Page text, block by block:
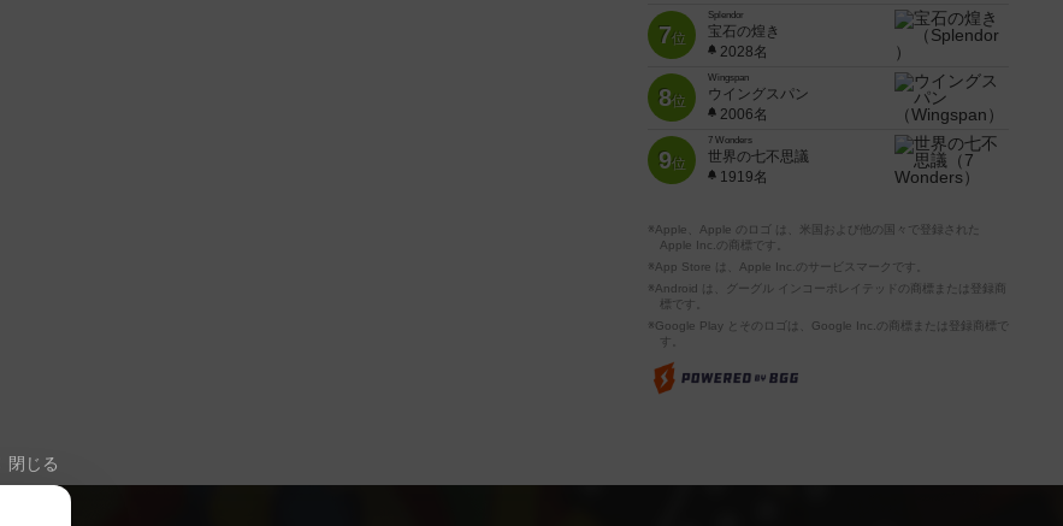
7位
Splendor
宝石の煌き
2028名
8位
Wingspan
ウイングスパン
2006名
9位
7 Wonders
世界の七不思議
1919名
※Apple、Apple のロゴ は、米国および他の国々で登録された
Apple Inc.の商標です。
※App Store は、Apple Inc.のサービスマークです。
※Android は、グーグル インコーポレイテッドの商標または登録商
標です。
※Google Play とそのロゴは、Google Inc.の商標または登録商標で
す。
閉じる